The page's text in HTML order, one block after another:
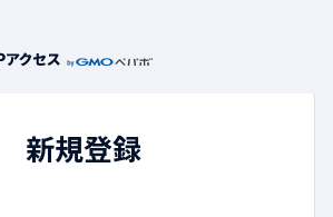
新規登録